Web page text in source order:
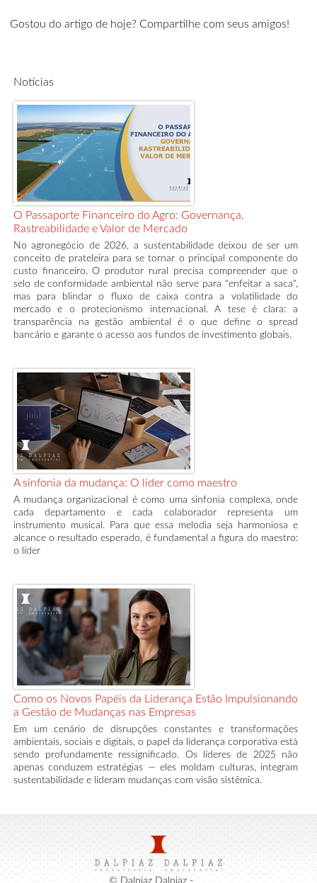
Gostou do artigo de hoje? Compartilhe com seus amigos!
Notícias
O Passaporte Financeiro do Agro: Governança,
Rastreabilidade e Valor de Mercado
No agronegócio de 2026, a sustentabilidade deixou de ser um
conceito de prateleira para se tornar o principal componente do
custo financeiro. O produtor rural precisa compreender que o
selo de conformidade ambiental não serve para "enfeitar a saca",
mas para blindar o fluxo de caixa contra a volatilidade do
mercado e o protecionismo internacional. A tese é clara: a
transparência na gestão ambiental é o que define o spread
bancário e garante o acesso aos fundos de investimento globais.
A sinfonia da mudança: O líder como maestro
A mudança organizacional é como uma sinfonia complexa, onde
cada departamento e cada colaborador representa um
instrumento musical. Para que essa melodia seja harmoniosa e
alcance o resultado esperado, é fundamental a figura do maestro:
o líder
Como os Novos Papéis da Liderança Estão Impulsionando
a Gestão de Mudanças nas Empresas
Em um cenário de disrupções constantes e transformações
ambientais, sociais e digitais, o papel da liderança corporativa está
sendo profundamente ressignificado. Os líderes de 2025 não
apenas conduzem estratégias — eles moldam culturas, integram
sustentabilidade e lideram mudanças com visão sistêmica.
© Dalpiaz Dalpiaz -